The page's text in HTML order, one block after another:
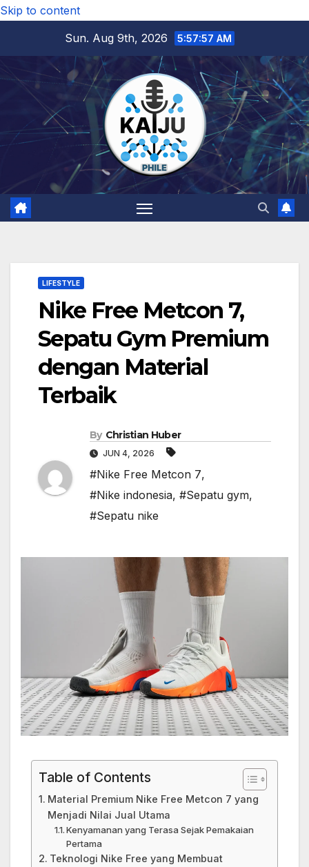
Skip to content
Sun. Aug 9th, 2026
5:57:58 AM
LIFESTYLE
Nike Free Metcon 7,
Sepatu Gym Premium
dengan Material
Terbaik
By Christian Huber
JUN 4, 2026
#Nike Free Metcon 7,
#Nike indonesia, #Sepatu gym,
#Sepatu nike
Table of Contents
Material Premium Nike Free Metcon 7 yang
Menjadi Nilai Jual Utama
Kenyamanan yang Terasa Sejak Pemakaian
Pertama
Teknologi Nike Free yang Membuat